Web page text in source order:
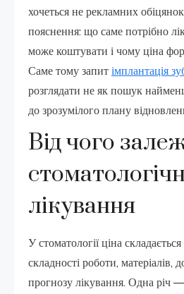
хочеться не рекламних
пояснення: що саме потрібно
може коштувати і чому ціна
Саме тому запит імплантація
розглядати не як пошук
до зрозумілого плану
Від чого
лікування
У стоматології ціна
складності роботи, матеріалів,
прогнозу лікування. Одна річ